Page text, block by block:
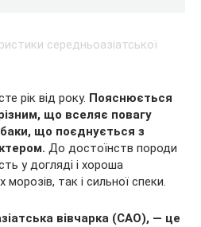
рік від року. Пояснюється
що вселяє повагу
що поєднується з
До достоїнств породи
у догляді і хороша
морозів, так і сильної спеки.
вівчарка (САО), — це